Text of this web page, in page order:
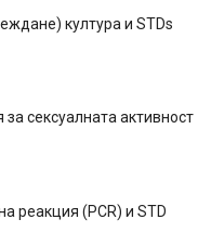
култура и STDs
сексуалната активност
реакция (PCR) и STD